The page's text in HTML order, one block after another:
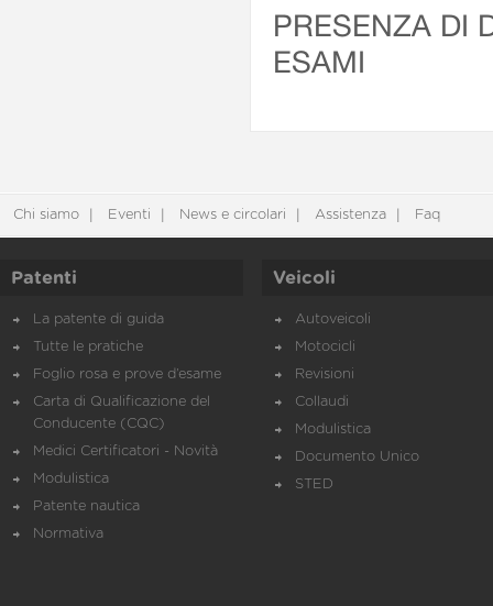
PRESENZA DI
ESAMI
Chi siamo Eventi News e circolari Assistenza Faq
Patenti
La patente di guida
Tutte le pratiche
Foglio rosa e prove d’esame
Carta di Qualificazione del
Conducente (CQC)
Medici Certificatori - Novità
Modulistica
Patente nautica
Normativa
Veicoli
Autoveicoli
Motocicli
Revisioni
Collaudi
Modulistica
Documento Unico
STED